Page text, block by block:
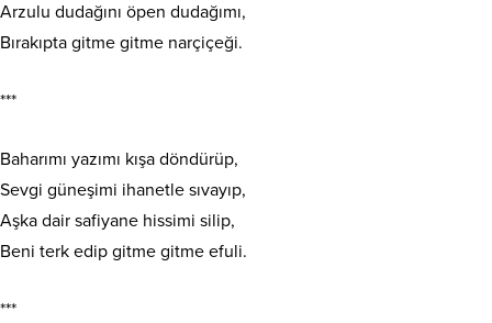
Arzulu dudağını öpen dudağımı,
Bırakıpta gitme gitme narçiçeği.
***
Baharımı yazımı kışa döndürüp,
Sevgi güneşimi ihanetle sıvayıp,
Aşka dair safiyane hissimi silip,
Beni terk edip gitme gitme efuli.
***